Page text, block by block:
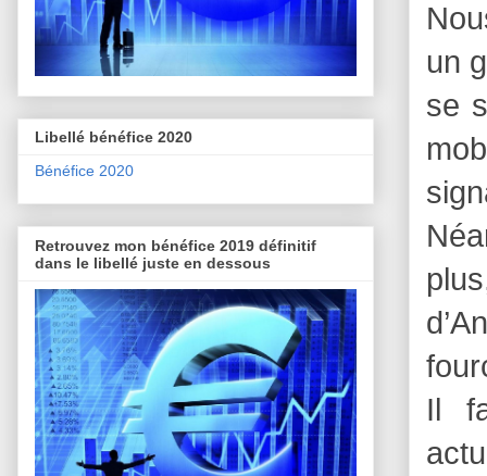
un
se
Il
Libellé bénéfice 2020
Bénéfice 2020
Retrouvez mon bénéfice 2019 définitif
dans le libellé juste en dessous